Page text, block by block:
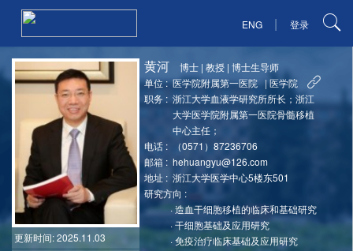
ENG | 登录
更新时间: 2025.11.03
黄河 博士 |教授 |博士生导师
单位 : 医学院附属第一医院 |医学院
职务 : 浙江大学血液学研究所所长；浙江
大学医学院附属第一医院骨髓移植
中心主任；
电话 :
（0571）87236706
邮箱 : hehuangyu@126.com
地址 : 浙江大学医学中心5楼东501
研究方向 :
·造血干细胞移植的临床和基础研究
·干细胞基础及应用研究
·免疫治疗临床基础及应用研究